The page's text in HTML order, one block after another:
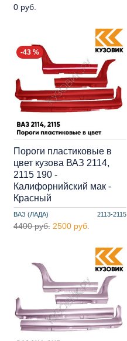
0 руб.
-43 %
ВАЗ (ЛАДА) 2113-2115
Пороги пластиковые в
цвет кузова ВАЗ 2114,
2115 190 -
Калифорнийский мак -
Красный
4400 руб. 2500 руб.